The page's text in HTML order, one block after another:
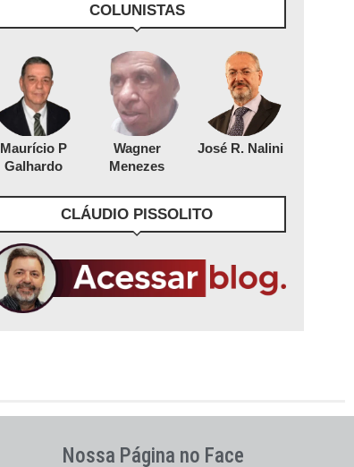
COLUNISTAS
Maurício P
Galhardo
Wagner
Menezes
José R. Nalini
CLÁUDIO PISSOLITO
Nossa Página no Face